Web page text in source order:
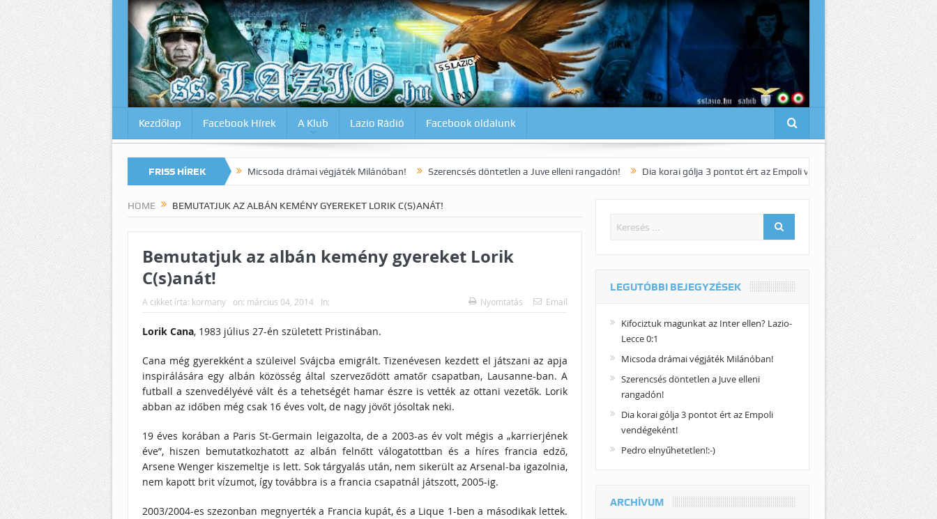
Kezdőlap Facebook Hírek A Klub Lazio Rádió Facebook oldalunk
FRISS HÍREK
az Inter ellen? Lazio-Lecce 0:1 Micsoda drámai végjáték Milánóban! Szerencsés döntetlen a Juve elleni rangadón! Dia korai gólja 3 pontot ért az Empoli vendégeként! Pedro elnyűhetetlen!:-)
HOME BEMUTATJUK AZ ALBÁN KEMÉNY GYEREKET LORIK C(S)ANÁT!
Bemutatjuk az albán kemény gyereket Lorik
C(s)anát!
A cikket írta: kormany on: március 04, 2014 In: Nyomtatás Email
Lorik Cana, 1983 július 27-én született Pristinában.
Cana még gyerekként a szüleivel Svájcba emigrált. Tizenévesen kezdett el játszani az apja
inspirálására egy albán közösség által szerveződött amatőr csapatban, Lausanne-ban. A
futball a szenvedélyévé vált és a tehetségét hamar észre is vették az ottani vezetők. Lorik
abban az időben még csak 16 éves volt, de nagy jövőt jósoltak neki.
19 éves korában a Paris St-Germain leigazolta, de a 2003-as év volt mégis a „karrierjének
éve”, hiszen bemutatkozhatott az albán felnőtt válogatottban és a híres francia edző,
Arsene Wenger kiszemeltje is lett. Sok tárgyalás után, nem sikerült az Arsenal-ba igazolnia,
nem kapott brit vízumot, így továbbra is a francia csapatnál játszott, 2005-ig.
2003/2004-es szezonban megnyerték a Francia kupát, és a Lique 1-ben a másodikak lettek.
LEGUTÓBBI BEJEGYZÉSEK
Kifociztuk magunkat az Inter ellen? Lazio-
Lecce 0:1
Micsoda drámai végjáték Milánóban!
Szerencsés döntetlen a Juve elleni
rangadón!
Dia korai gólja 3 pontot ért az Empoli
vendégeként!
Pedro elnyűhetetlen!:-)
ARCHÍVUM